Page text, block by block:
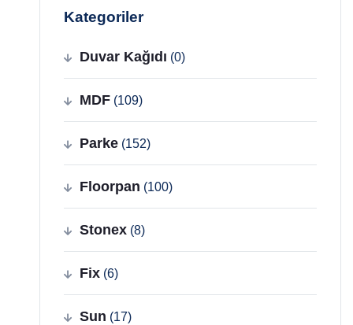
Kategoriler
Duvar Kağıdı (0)
MDF (109)
Parke (152)
Floorpan (100)
Stonex (8)
Fix (6)
Sun (17)